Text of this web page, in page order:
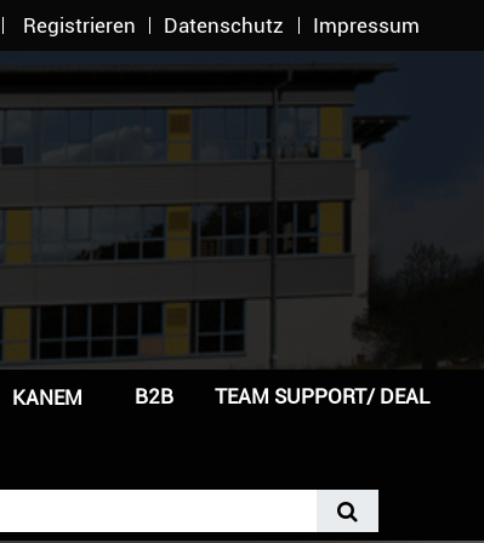
Registrieren Datenschutz Impressum
KANEM B2B TEAM SUPPORT/ DEAL